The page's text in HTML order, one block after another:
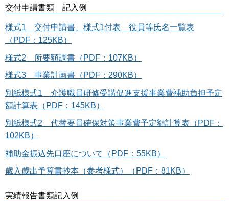
交付申請書類 記入例
様式1 交付申請書、様式1付表 役員等氏名一覧表
（PDF：125KB）
様式2 所要額調書（PDF：107KB）
様式3 事業計画書（PDF：290KB）
別紙様式1 介護職員研修受講促進支援事業費補助負担予定
額計算表（PDF：145KB）
別紙様式2 代替要員確保対策事業費予定額計算表（PDF：
102KB）
補助金振込先口座について（PDF：55KB）
歳入歳出予算書抄本（参考様式）（PDF：81KB）
実績報告書類記入例